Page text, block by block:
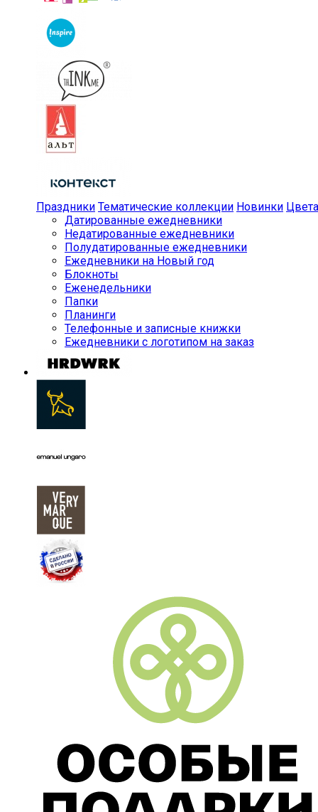
Праздники Тематические коллекции Новинки Цвета
Датированные ежедневники
Недатированные ежедневники
Полудатированные ежедневники
Ежедневники на Новый год
Блокноты
Еженедельники
Папки
Планинги
Телефонные и записные книжки
Ежедневники с логотипом на заказ